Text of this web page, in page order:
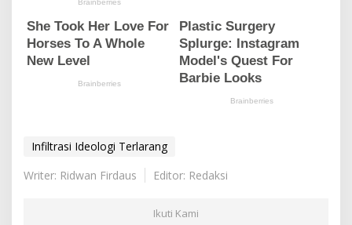
Infiltrasi Ideologi Terlarang
Writer: Ridwan Firdaus
Editor: Redaksi
Ikuti Kami